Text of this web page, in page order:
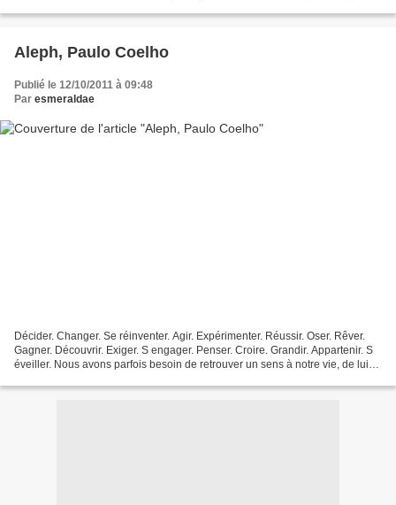
Aleph, Paulo Coelho
Publié le 12/10/2011 à 09:48
Par esmeraldae
Décider. Changer. Se réinventer. Agir. Expérimenter. Réussir. Oser. Rêver.
Gagner. Découvrir. Exiger. S engager. Penser. Croire. Grandir. Appartenir. S
éveiller. Nous avons parfois besoin de retrouver un sens à notre vie, de lui